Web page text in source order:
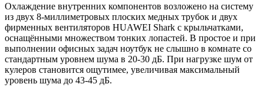
Охлаждение внутренних компонентов возложено на систему
из двух 8-миллиметровых плоских медных трубок и двух
фирменных вентиляторов HUAWEI Shark с крыльчатками,
оснащёнными множеством тонких лопастей. В простое и при
выполнении офисных задач ноутбук не слышно в комнате со
стандартным уровнем шума в 20-30 дБ. При нагрузке шум от
кулеров становится ощутимее, увеличивая максимальный
уровень шума до 43-45 дБ.